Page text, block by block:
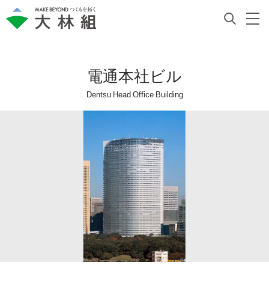
電通本社ビル
Dentsu Head Office Building